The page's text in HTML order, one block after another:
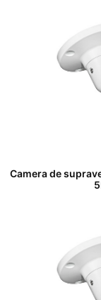
Camera de